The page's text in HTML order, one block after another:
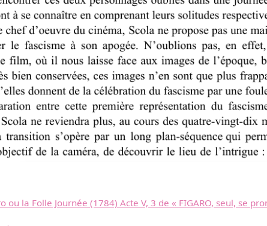
ou la Folle Journée (1784) Acte V, 3 de « FIGARO, seul, se